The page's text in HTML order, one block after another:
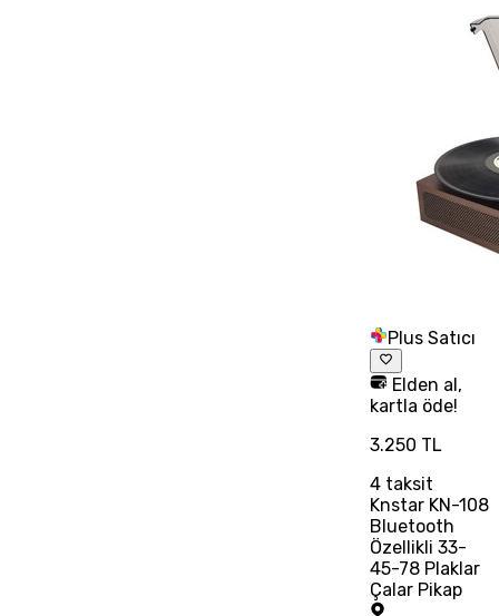
Plus Satıcı
Elden al,
kartla öde!
3.250 TL
4taksit
Knstar KN-108
Bluetooth
Özellikli 33-
45-78 Plaklar
Çalar Pikap